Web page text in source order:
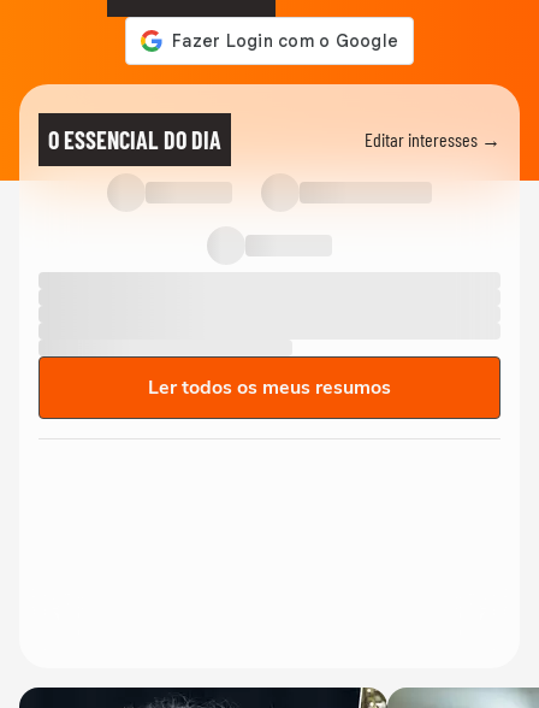
O ESSENCIAL DO DIA Editar interesses →
Ler todos os meus resumos